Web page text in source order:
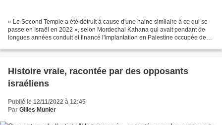
« Le Second Temple a été détruit à cause d'une haine similaire à ce qui se
passe en Israël en 2022 », selon Mordechai Kahana qui avait pendant de
longues années conduit et financé l'implantation en Palestine occupée des
Histoire vraie, racontée par des opposants
israéliens
Publié le 12/11/2022 à 12:45
Par Gilles Munier